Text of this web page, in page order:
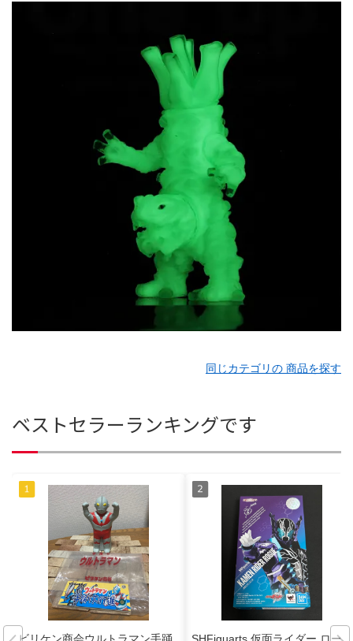
同じカテゴリの 商品を探す
ベストセラーランキングです